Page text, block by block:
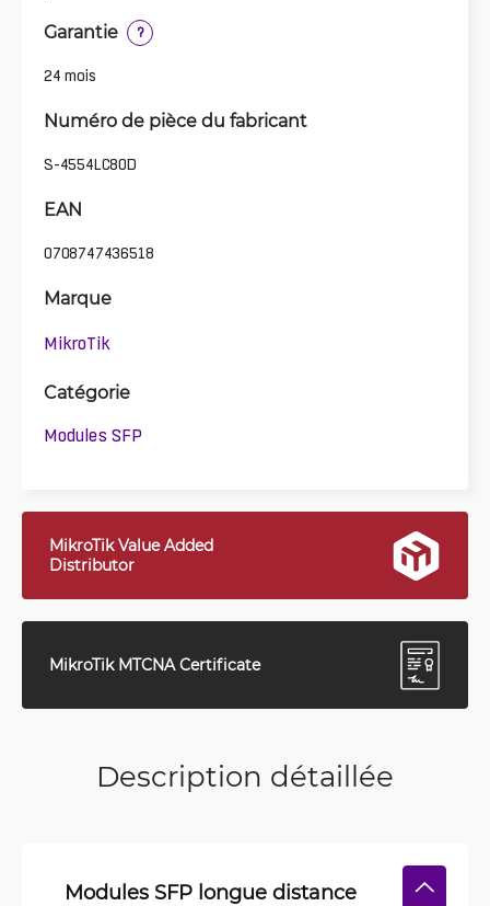
Garantie ?
24 mois
Numéro de pièce du fabricant
S-4554LC80D
EAN
0708747436518
Marque
MikroTik
Catégorie
Modules SFP
MikroTik Value Added
Distributor
MikroTik MTCNA Certificate
Description détaillée
Modules SFP longue distance